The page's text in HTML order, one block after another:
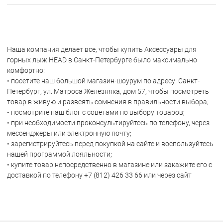
Наша компания делает все, чтобы купить Аксессуары для
горных лыж HEAD в Санкт-Петербурге было максимально
комфортно:
• посетите наш большой магазин-шоурум по адресу: Санкт-
Петербург, ул. Матроса Железняка, дом 57, чтобы посмотреть
товар в живую и развеять сомнения в правильности выбора;
• посмотрите наш блог с советами по выбору товаров;
• при необходимости проконсультируйтесь по телефону, через
мессенджеры или электронную почту;
• зарегистрируйтесь перед покупкой на сайте и воспользуйтесь
нашей программой лояльности;
• купите товар непосредственно в магазине или закажите его с
доставкой по телефону +7 (812) 426 33 66 или через сайт